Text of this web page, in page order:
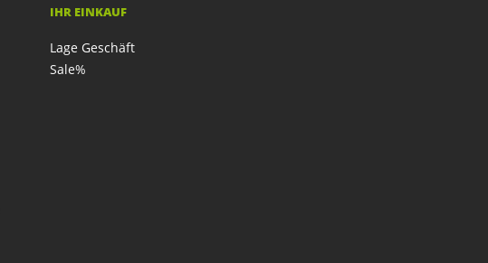
IHR EINKAUF
Lage Geschäft
Sale%